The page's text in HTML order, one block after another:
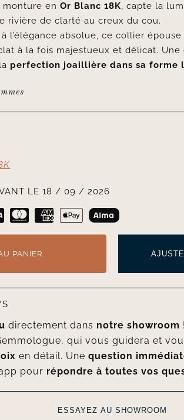
monture enOr Blanc 18K, capte la
rivière de clarté au creux du cou.
l’élégance absolue, ce collier
à la fois majestueux et délicat. Une
perfection joaillière dans sa forme
LE 18 / 09 / 2026
PANIER
directement dans notre showroom
qui vous guidera et
en détail. Unequestion
pour répondre à toutes vos
ESSAYEZ AU SHOWROOM